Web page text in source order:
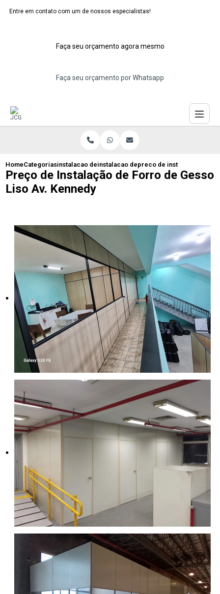
Entre em contato com um de nossos especialistas!
Faça seu orçamento agora mesmo
Faça seu orçamento por Whatsapp
HomeCategoriasinstalacao de forros de gesso
instalacao de forro de gesso abc
preco de instalacao de
Preço de Instalação de Forro de Gesso
Liso Av. Kennedy